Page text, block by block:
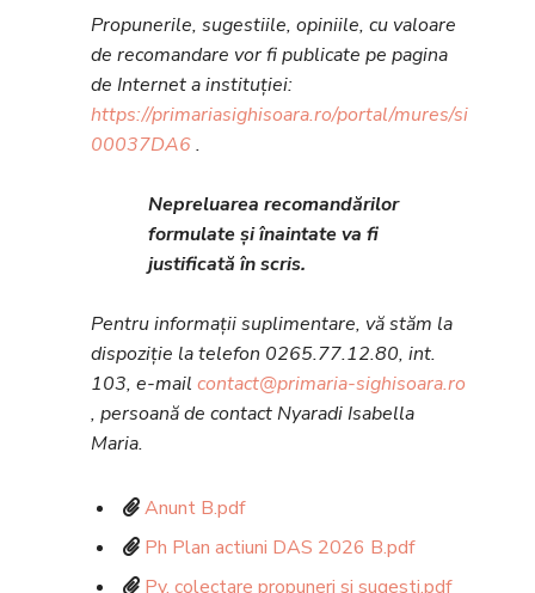
Propunerile, sugestiile, opiniile, cu valoare
de recomandare vor fi publicate pe pagina
de Internet a instituției:
https://primariasighisoara.ro/portal/mures/
00037DA6.
Nepreluarea recomandărilor
formulate și înaintate va fi
justificată în scris.
Pentru informații suplimentare, vă stăm la
dispoziție la telefon 0265.77.12.80, int.
103, e-mail contact@primaria-sighisoara.ro
, persoană de contact Nyaradi Isabella
Maria.
Anunt B.pdf
Ph Plan actiuni DAS 2026 B.pdf
Pv. colectare propuneri si sugesti.pdf